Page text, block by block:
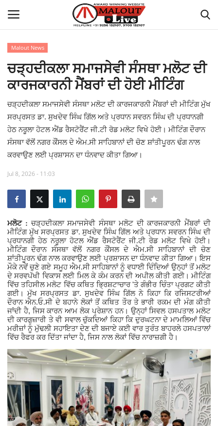
Home
About Us
How to Reach Malout
Privacy Policy
History of Malout
Giddarbaha
Railway Time Table
Lambi
Sri Muktsar Sahib News
Punjab
Life & Style
Important
Contact Us
Malout News
ਚੜ੍ਹਦੀਕਲਾ ਸਮਾਜਸੇਵੀ ਸੰਸਥਾ ਮਲੋਟ ਦੀ
ਕਾਰਜਕਾਰਨੀ ਮੈਂਬਰਾਂ ਦੀ ਹੋਈ ਮੀਟਿੰਗ
ਚੜ੍ਹਦੀਕਲਾ ਸਮਾਜਸੇਵੀ ਸੰਸਥਾ ਮਲੋਟ ਦੀ ਕਾਰਜਕਾਰਨੀ ਮੈਂਬਰਾਂ ਦੀ ਮੀਟਿੰਗ ਮੁੱਖ
ਸਰਪ੍ਰਸਤ ਡਾ. ਸੁਖਦੇਵ ਸਿੰਘ ਗਿੱਲ ਅਤੇ ਪ੍ਰਧਾਨ ਸਵਰਨ ਸਿੰਘ ਦੀ ਪ੍ਰਧਾਨਗੀ
ਹੇਠ ਨਰੂਲਾ ਹੋਟਲ ਐਂਡ ਰੈਸਟੋਰੈਂਟ ਜੀ.ਟੀ ਰੋਡ ਮਲੋਟ ਵਿਖੇ ਹੋਈ। ਮੀਟਿੰਗ ਦੌਰਾਨ
ਸੰਸਥਾ ਵੱਲੋਂ ਨਗਰ ਕੌਂਸਲ ਦੇ ਐਮ.ਸੀ ਸਾਹਿਬਾਨਾਂ ਦੀ ਚੋਣ ਸ਼ਾਂਤੀਪੂਰਨ ਢੰਗ ਨਾਲ
ਕਰਵਾਉਣ ਲਈ ਪ੍ਰਸ਼ਾਸਨ ਦਾ ਧੰਨਵਾਦ ਕੀਤਾ ਗਿਆ।
Jul 8, 2026 - 11:03
ਮਲੋਟ : ਚੜ੍ਹਦੀਕਲਾ ਸਮਾਜਸੇਵੀ ਸੰਸਥਾ ਮਲੋਟ ਦੀ ਕਾਰਜਕਾਰਨੀ ਮੈਂਬਰਾਂ ਦੀ
ਮੀਟਿੰਗ ਮੁੱਖ ਸਰਪ੍ਰਸਤ ਡਾ. ਸੁਖਦੇਵ ਸਿੰਘ ਗਿੱਲ ਅਤੇ ਪ੍ਰਧਾਨ ਸਵਰਨ ਸਿੰਘ ਦੀ
ਪ੍ਰਧਾਨਗੀ ਹੇਠ ਨਰੂਲਾ ਹੋਟਲ ਐਂਡ ਰੈਸਟੋਰੈਂਟ ਜੀ.ਟੀ ਰੋਡ ਮਲੋਟ ਵਿਖੇ ਹੋਈ।
ਮੀਟਿੰਗ ਦੌਰਾਨ ਸੰਸਥਾ ਵੱਲੋਂ ਨਗਰ ਕੌਂਸਲ ਦੇ ਐਮ.ਸੀ ਸਾਹਿਬਾਨਾਂ ਦੀ ਚੋਣ
ਸ਼ਾਂਤੀਪੂਰਨ ਢੰਗ ਨਾਲ ਕਰਵਾਉਣ ਲਈ ਪ੍ਰਸ਼ਾਸਨ ਦਾ ਧੰਨਵਾਦ ਕੀਤਾ ਗਿਆ। ਇਸ
ਮੌਕੇ ਨਵੇਂ ਚੁਣੇ ਗਏ ਸਮੂਹ ਐਮ.ਸੀ ਸਾਹਿਬਾਨਾਂ ਨੂੰ ਵਧਾਈ ਦਿੰਦਿਆਂ ਉਨ੍ਹਾਂ ਤੋਂ ਮਲੋਟ
ਦੇ ਸਰਵਪੱਖੀ ਵਿਕਾਸ ਲਈ ਮਿਲ ਕੇ ਕੰਮ ਕਰਨ ਦੀ ਅਪੀਲ ਕੀਤੀ ਗਈ। ਮੀਟਿੰਗ
ਵਿੱਚ ਤਹਿਸੀਲ ਮਲੋਟ ਵਿੱਚ ਕਥਿਤ ਭ੍ਰਿਸ਼ਟਾਚਾਰ'ਤੇ ਗੰਭੀਰ ਚਿੰਤਾ ਪ੍ਰਗਟ ਕੀਤੀ
ਗਈ। ਮੁੱਖ ਸਰਪ੍ਰਸਤ ਡਾ. ਸੁਖਦੇਵ ਸਿੰਘ ਗਿੱਲ ਨੇ ਕਿਹਾ ਕਿ ਰਜਿਸਟਰੀਆਂ
ਦੌਰਾਨ ਐਨ.ਓ.ਸੀ ਦੇ ਬਹਾਨੇ ਲੋਕਾਂ ਤੋਂ ਕਥਿਤ ਤੌਰ ਤੇ ਭਾਰੀ ਰਕਮ ਦੀ ਮੰਗ ਕੀਤੀ
ਜਾਂਦੀ ਹੈ, ਜਿਸ ਕਾਰਨ ਆਮ ਲੋਕ ਪ੍ਰੇਸ਼ਾਨ ਹਨ। ਉਨ੍ਹਾਂ ਸਿਵਲ ਹਸਪਤਾਲ ਮਲੋਟ
ਦੀ ਕਾਰਗੁਜ਼ਾਰੀ ਤੇ ਵੀ ਸਵਾਲ ਚੁੱਕਦਿਆਂ ਕਿਹਾ ਕਿ ਦੁਰਘਟਨਾ ਦੇ ਮਾਮਲਿਆਂ ਵਿੱਚ
ਮਰੀਜ਼ਾਂ ਨੂੰ ਮੁੱਢਲੀ ਸਹਾਇਤਾ ਦੇਣ ਦੀ ਬਜਾਏ ਕਈ ਵਾਰ ਤੁਰੰਤ ਬਾਹਰਲੇ ਹਸਪਤਾਲਾਂ
ਵਿੱਚ ਰੈਫਰ ਕਰ ਦਿੱਤਾ ਜਾਂਦਾ ਹੈ, ਜਿਸ ਨਾਲ ਲੋਕਾਂ ਵਿੱਚ ਨਾਰਾਜ਼ਗੀ ਹੈ।